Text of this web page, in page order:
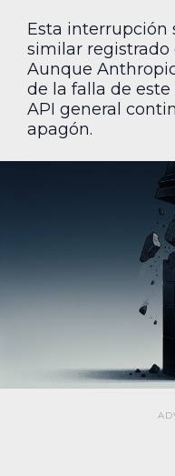
Esta interrupción
similar registrado
Aunque
de la falla de
API general
apagón.